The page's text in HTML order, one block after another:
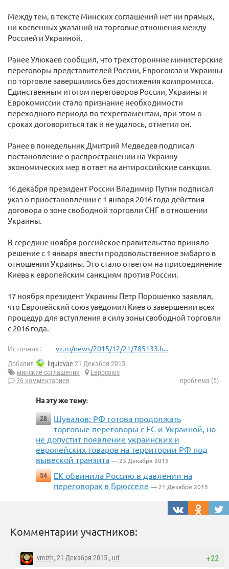
Между тем, в тексте Минских соглашений нет ни прямых,
ни косвенных указаний на торговые отношения между
Россией и Украиной.
Ранее Улюкаев сообщил, что трехсторонние министерские
переговоры представителей России, Евросоюза и Украины
по торговле завершились без достижения компромисса.
Единственным итогом переговоров России, Украины и
Еврокомиссии стало признание необходимости
переходного периода по техрегламентам, при этом о
сроках договориться так и не удалось, отметил он.
Ранее в понедельник Дмитрий Медведев подписал
постановление о распространении на Украину
экономических мер в ответ на антироссийские санкции.
16 декабря президент России Владимир Путин подписал
указ о приостановлении с 1 января 2016 года действия
договора о зоне свободной торговли СНГ в отношении
Украины.
В середине ноября российское правительство приняло
решение с 1 января ввести продовольственное эмбарго в
отношении Украины. Это стало ответом на присоединение
Киева к европейским санкциям против России.
17 ноября президент Украины Петр Порошенко заявлял,
что Европейский союз уведомил Киев о завершении всех
процедур для вступления в силу зоны свободной торговли
с 2016 года.
Источник: vz.ru/news/2015/12/21/785133.h...
Добавил liquidvae 21 Декабря 2015
минские соглашения
Евросоюз
26 комментариев
проблема (5)
На эту же тему:
28
Шувалов: РФ готова продолжать
торговые переговоры с ЕС и Украиной, но
не допустит появление украинских и
европейских товаров на территории РФ под
вывеской транзита — 23 Декабря 2015
54
ЕК обвинила Россию в давлении на
переговорах в Брюсселе — 21 Декабря 2015
Комментарии участников:
+22
vmizh, 21 Декабря 2015 , url